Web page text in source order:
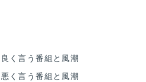
く言う番組と風潮
く言う番組と風潮